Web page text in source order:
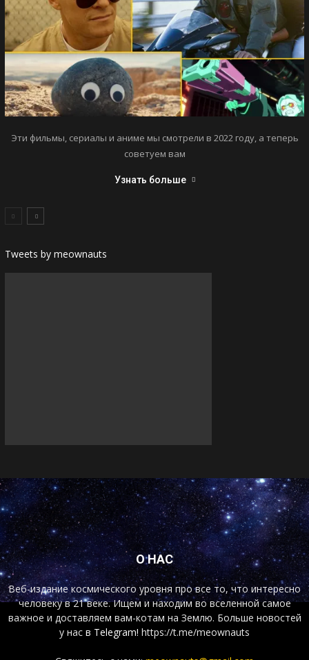
Эти фильмы, сериалы и аниме мы смотрели в 2022 году, а теперь
советуем вам
Узнать больше
Tweets by meownauts
О НАС
Веб-издание космического уровня про все то, что интересно
человеку в 21 веке. Ищем и находим во вселенной самое
важное и доставляем вам-котам на Землю. Больше новостей
у нас в Telegram! https://t.me/meownauts